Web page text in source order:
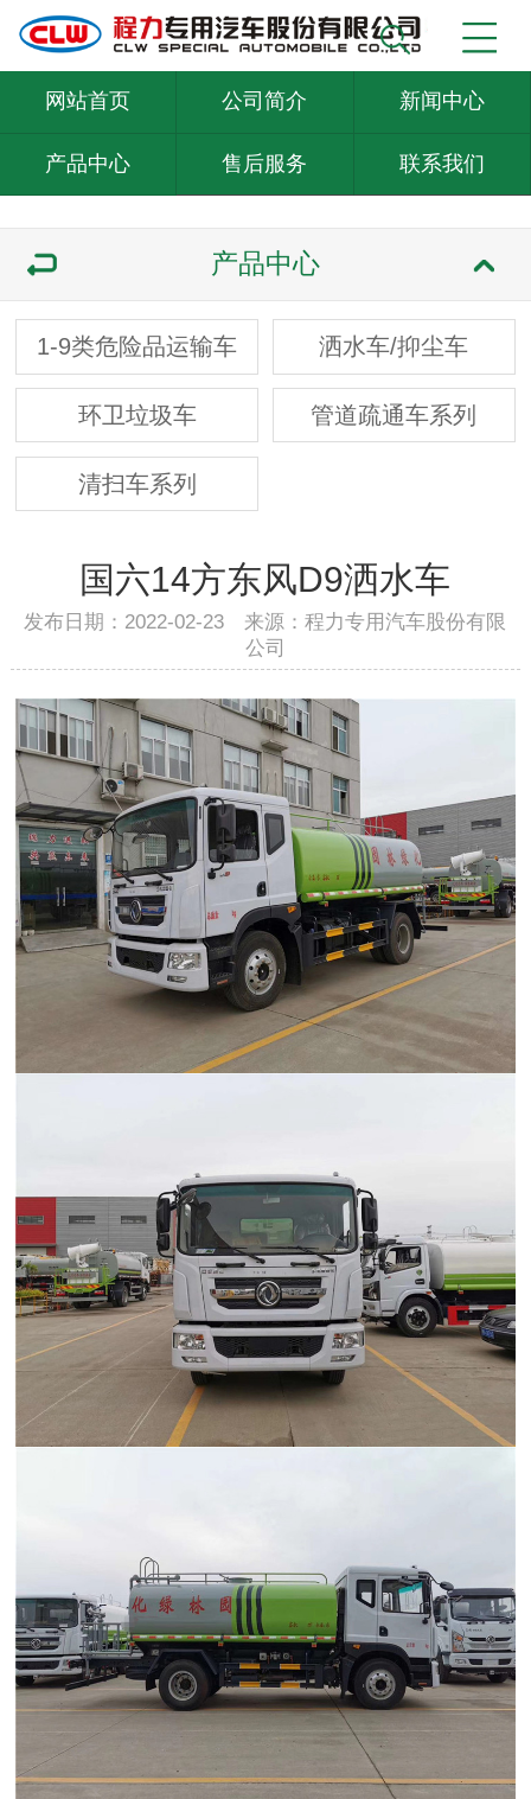
网站首页 公司简介 新闻中心
产品中心 售后服务 联系我们
产品中心
1-9类危险品运输车 洒水车/抑尘车
环卫垃圾车 管道疏通车系列
清扫车系列
国六14方东风D9洒水车
发布日期：2022-02-23 来源：程力专用汽车股份有限
公司